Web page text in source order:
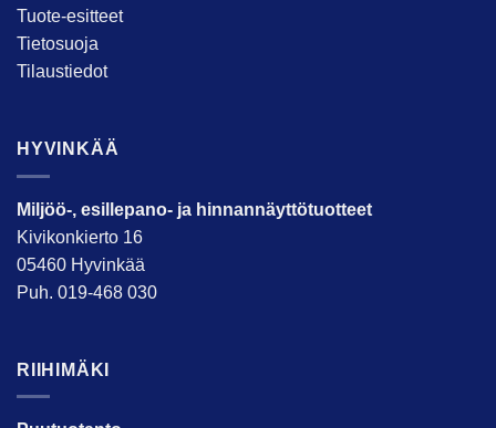
Tuote-esitteet
Tietosuoja
Tilaustiedot
HYVINKÄÄ
Miljöö-, esillepano- ja hinnannäyttötuotteet
Kivikonkierto 16
05460 Hyvinkää
Puh. 019-468 030
RIIHIMÄKI